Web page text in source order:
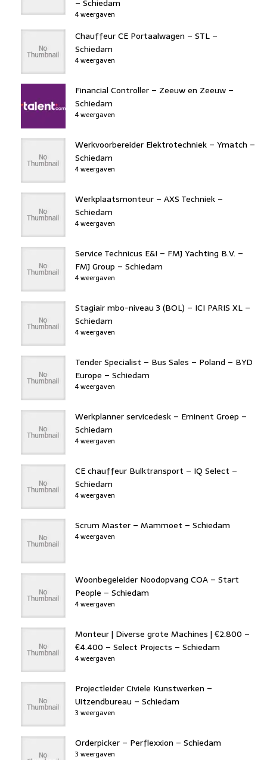
– Schiedam
4 weergaven
Chauffeur CE Portaalwagen – STL –
Schiedam
4 weergaven
Financial Controller – Zeeuw en Zeeuw –
Schiedam
4 weergaven
Werkvoorbereider Elektrotechniek – Ymatch –
Schiedam
4 weergaven
Werkplaatsmonteur – AXS Techniek –
Schiedam
4 weergaven
Service Technicus E&I – FMJ Yachting B.V. –
FMJ Group – Schiedam
4 weergaven
Stagiair mbo-niveau 3 (BOL) – ICI PARIS XL –
Schiedam
4 weergaven
Tender Specialist – Bus Sales – Poland – BYD
Europe – Schiedam
4 weergaven
Werkplanner servicedesk – Eminent Groep –
Schiedam
4 weergaven
CE chauffeur Bulktransport – IQ Select –
Schiedam
4 weergaven
Scrum Master – Mammoet – Schiedam
4 weergaven
Woonbegeleider Noodopvang COA – Start
People – Schiedam
4 weergaven
Monteur | Diverse grote Machines | €2.800 –
€4.400 – Select Projects – Schiedam
4 weergaven
Projectleider Civiele Kunstwerken –
Uitzendbureau – Schiedam
3 weergaven
Orderpicker – Perflexxion – Schiedam
3 weergaven